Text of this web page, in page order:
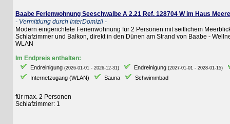
Baabe Ferienwohnung Seeschwalbe A 2.21 Ref. 128704 W im Haus
- Vermittlung durch InterDomizil -
Modern eingerichtete Ferienwohnung für 2 Personen mit seitlichem Meerblick
Schlafzimmer und Balkon, direkt in den Dünen am Strand von Baabe -
WLAN
Im Endpreis enthalten:
Endreinigung(2026-01-01 - 2026-12-31) Endreinigung(2027-01-01 - 2028-01-15)
Internetzugang (WLAN)
Sauna Schwimmbad
für max. 2 Personen
Schlafzimmer: 1